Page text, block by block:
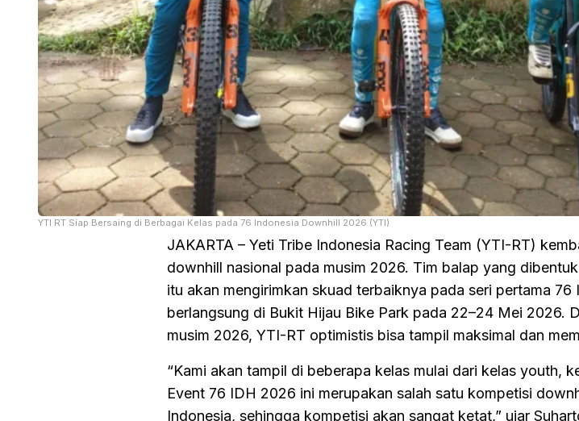
YTI RT Siap Bersaing di Berbagai Kelas pada 76 Indonesia Downhill 2026 (YTI)
JAKARTA – Yeti Tribe Indonesia Racing Team (YTI-RT)
downhill nasional pada musim 2026. Tim balap yang
itu akan mengirimkan skuad terbaiknya pada seri pertama
berlangsung di Bukit Hijau Bike Park pada 22–24 Mei 2026.
musim 2026, YTI-RT optimistis bisa tampil maksimal dan
“Kami akan tampil di beberapa kelas mulai dari kelas youth,
Event 76 IDH 2026 ini merupakan salah satu kompetisi
Indonesia, sehingga kompetisi akan sangat ketat,” ujar